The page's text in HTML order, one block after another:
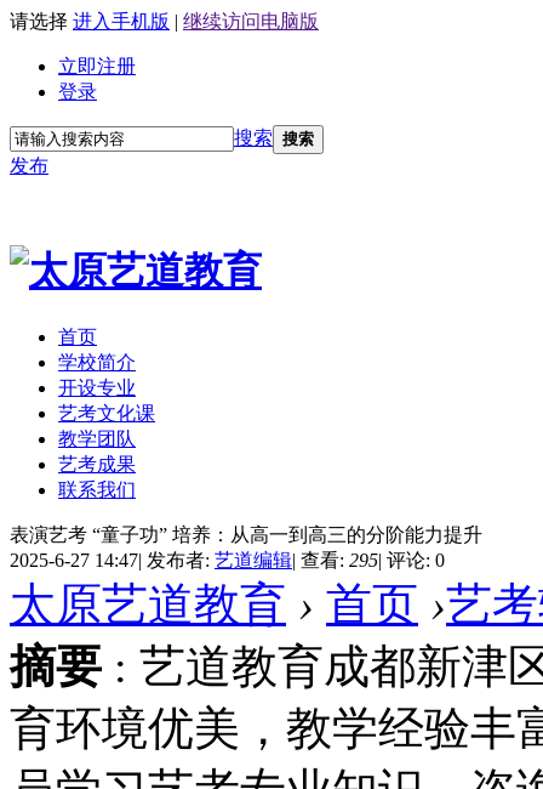
请选择 进入手机版 | 继续访问电脑版
立即注册
登录
搜索 搜索
发布
首页
学校简介
开设专业
艺考文化课
教学团队
艺考成果
联系我们
表演艺考 “童子功” 培养：从高一到高三的分阶能力提升
2025-6-27 14:47| 发布者: 艺道编辑| 查看: 295| 评论: 0
太原艺道教育 › 首页 ›艺
摘要 : 艺道教育成都新津
育环境优美，教学经验丰